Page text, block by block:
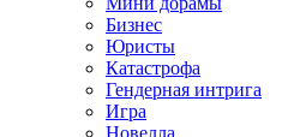
Бизнес
Юристы
Катастрофа
Гендерная интрига
Игра
Новелла